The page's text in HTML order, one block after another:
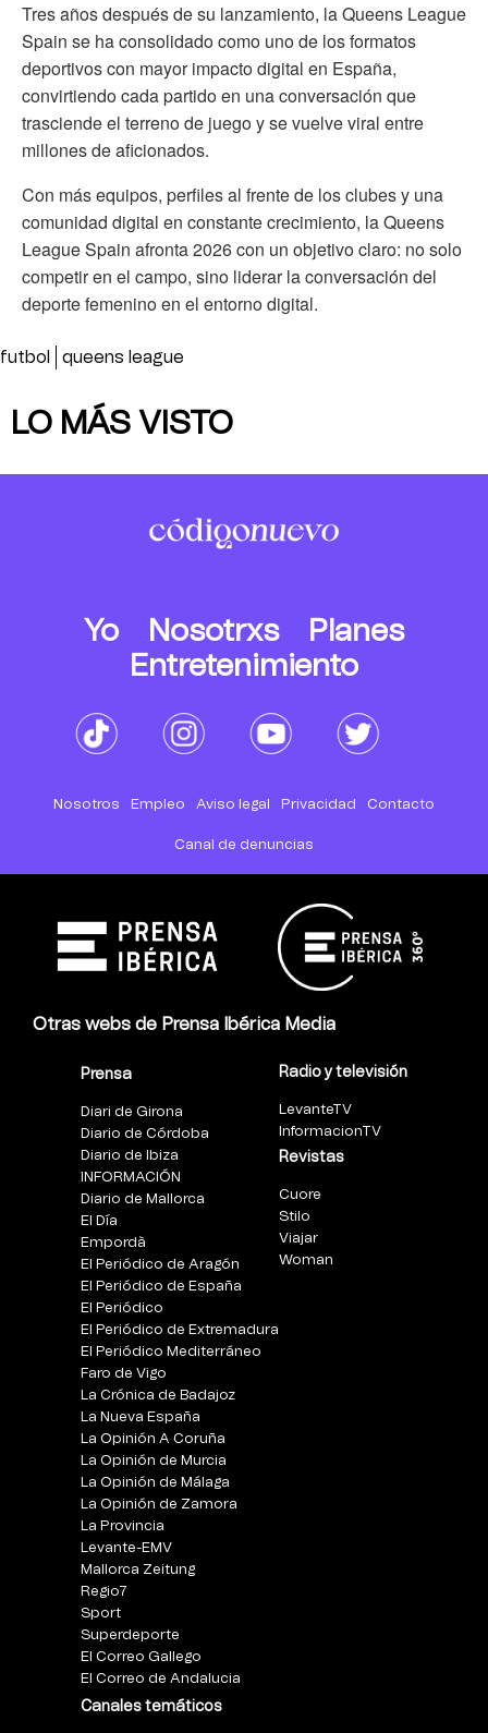
Tres años después de su lanzamiento, la Queens League
Spain se ha consolidado como uno de los formatos
deportivos con mayor impacto digital en España,
convirtiendo cada partido en una conversación que
trasciende el terreno de juego y se vuelve viral entre
millones de aficionados.
Con más equipos, perfiles al frente de los clubes y una
comunidad digital en constante crecimiento, la Queens
League Spain afronta 2026 con un objetivo claro: no solo
competir en el campo, sino liderar la conversación del
deporte femenino en el entorno digital.
futbol queens league
LO MÁS VISTO
Yo Nosotrxs
Planes
Entretenimiento
Nosotros Empleo Aviso legal Privacidad Contacto
Canal de denuncias
Otras webs de Prensa Ibérica Media
Prensa
Diari de Girona
Diario de Córdoba
Diario de Ibiza
INFORMACIÓN
Diario de Mallorca
El Día
Empordà
El Periódico de Aragón
El Periódico de España
El Periódico
El Periódico de Extremadura
El Periódico Mediterráneo
Faro de Vigo
La Crónica de Badajoz
La Nueva España
La Opinión A Coruña
La Opinión de Murcia
La Opinión de Málaga
La Opinión de Zamora
La Provincia
Levante-EMV
Mallorca Zeitung
Regio7
Sport
Superdeporte
El Correo Gallego
El Correo de Andalucia
Canales temáticos
Radio y televisión
LevanteTV
InformacionTV
Revistas
Cuore
Stilo
Viajar
Woman